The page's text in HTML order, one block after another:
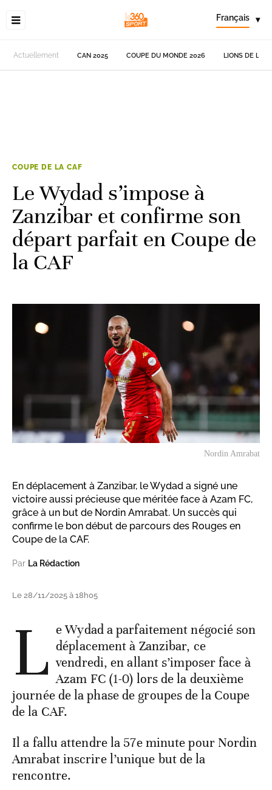
Français ▾
Actuellement CAN 2025 COUPE DU MONDE 2026 LIONS DE
COUPE DE LA CAF
Le Wydad s’impose à
Zanzibar et confirme son
départ parfait en Coupe de
la CAF
Nordin Amrabat
En déplacement à Zanzibar, le Wydad a signé une
victoire aussi précieuse que méritée face à Azam FC,
grâce à un but de Nordin Amrabat. Un succès qui
confirme le bon début de parcours des Rouges en
Coupe de la CAF.
Par La Rédaction
Le 28/11/2025 à 18h05
L e Wydad a parfaitement négocié son
déplacement à Zanzibar, ce
vendredi, en allant s’imposer face à
Azam FC (1-0) lors de la deuxième
journée de la phase de groupes de la Coupe
de la CAF.
Il a fallu attendre la 57e minute pour Nordin
Amrabat inscrire l’unique but de la
rencontre.